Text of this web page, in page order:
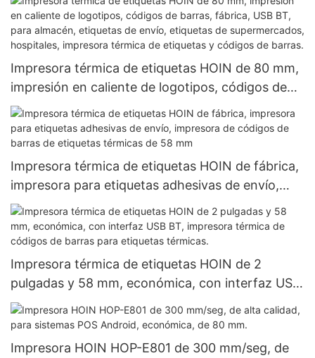
Impresora térmica de etiquetas HOIN de 80 mm,
impresión en caliente de logotipos, códigos de
barras, fábrica, USB BT, para almacén, etiquetas
de envío, etiquetas de supermercados,
hospitales, impresora térmica de etiquetas y
códigos de barras.
Impresora térmica de etiquetas HOIN de fábrica,
impresora para etiquetas adhesivas de envío,
impresora de códigos de barras de etiquetas
térmicas de 58 mm
Impresora térmica de etiquetas HOIN de 2
pulgadas y 58 mm, económica, con interfaz USB
BT, impresora térmica de códigos de barras para
etiquetas térmicas.
Impresora HOIN HOP-E801 de 300 mm/seg, de